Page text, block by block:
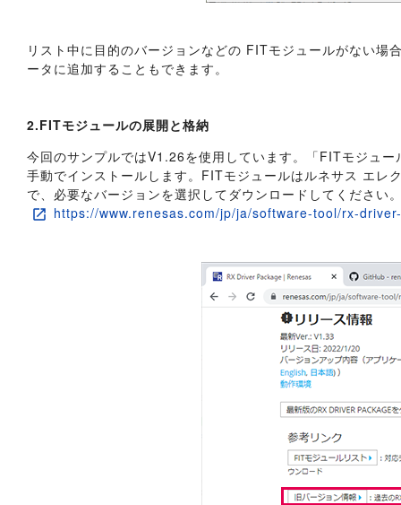
リスト中に目的のバージョンなどの FITモジュールがない
ータに追加することもできます。
2.FITモジュールの展開と格納
今回のサンプルではV1.26を使用しています。「FITモジュ
手動でインストールします。FITモジュールはルネサス エ
で、必要なバージョンを選択してダウンロードしてください
https://www.renesas.com/jp/ja/software-tool/rx-